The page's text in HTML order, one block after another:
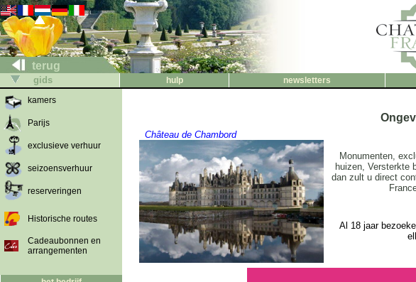
terug
gids hulp newsletters
kamers
Parijs
exclusieve verhuur
seizoensverhuur
reserveringen
Historische routes
Cadeaubonnen en
arrangementen
Château de Chambord
Monumenten,
huizen, Versterkte
dan zult u direct
Al 18 jaar